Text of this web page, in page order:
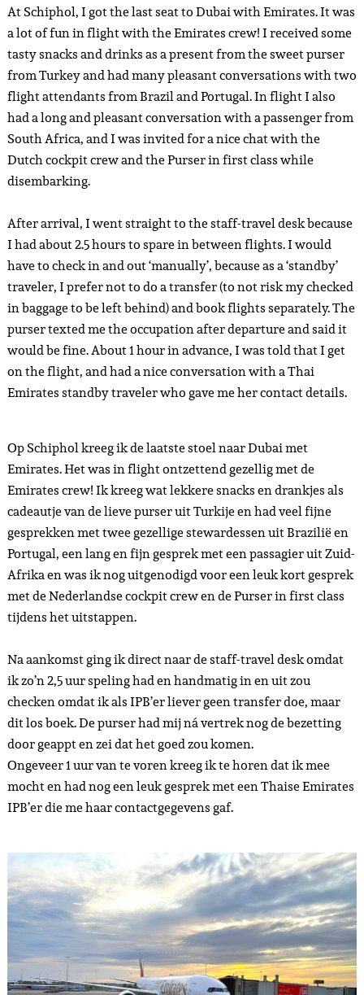
At Schiphol, I got the last seat to Dubai with Emirates. It was
a lot of fun in flight with the Emirates crew! I received some
tasty snacks and drinks as a present from the sweet purser
from Turkey and had many pleasant conversations with two
flight attendants from Brazil and Portugal. In flight I also
had a long and pleasant conversation with a passenger from
South Africa, and I was invited for a nice chat with the
Dutch cockpit crew and the Purser in first class while
disembarking.
After arrival, I went straight to the staff-travel desk because
I had about 2.5 hours to spare in between flights. I would
have to check in and out ‘manually’, because as a ‘standby’
traveler, I prefer not to do a transfer (to not risk my checked
in baggage to be left behind) and book flights separately. The
purser texted me the occupation after departure and said it
would be fine. About 1 hour in advance, I was told that I get
on the flight, and had a nice conversation with a Thai
Emirates standby traveler who gave me her contact details.
Op Schiphol kreeg ik de laatste stoel naar Dubai met
Emirates. Het was in flight ontzettend gezellig met de
Emirates crew! Ik kreeg wat lekkere snacks en drankjes als
cadeautje van de lieve purser uit Turkije en had veel fijne
gesprekken met twee gezellige stewardessen uit Brazilië en
Portugal, een lang en fijn gesprek met een passagier uit Zuid-
Afrika en was ik nog uitgenodigd voor een leuk kort gesprek
met de Nederlandse cockpit crew en de Purser in first class
tijdens het uitstappen.
Na aankomst ging ik direct naar de staff-travel desk omdat
ik zo’n 2,5 uur speling had en handmatig in en uit zou
checken omdat ik als IPB’er liever geen transfer doe, maar
dit los boek. De purser had mij ná vertrek nog de bezetting
door geappt en zei dat het goed zou komen.
Ongeveer 1 uur van te voren kreeg ik te horen dat ik mee
mocht en had nog een leuk gesprek met een Thaise Emirates
IPB’er die me haar contactgegevens gaf.